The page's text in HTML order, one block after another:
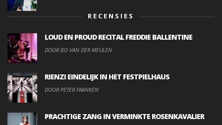
RECENSIES
LOUD EN PROUD RECITAL FREDDIE BALLENTINE
DOOR BO VAN DER MEULEN
RIENZI EINDELIJK IN HET FESTPIELHAUS
DOOR PETER FRANKEN
PRACHTIGE ZANG IN VERMINKTE ROSENKAVALIER